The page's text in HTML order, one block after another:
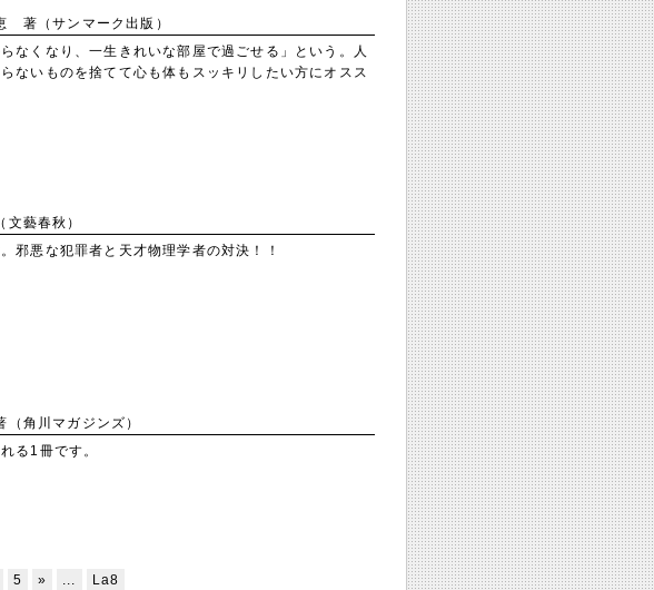
著（サンマーク出版）
なくなり、一生きれいな部屋で過ごせる」という。人
ないものを捨てて心も体もスッキリしたい方にオスス
藝春秋）
邪悪な犯罪者と天才物理学者の対決！！
角川マガジンズ）
る1冊です。
5 » ... La8